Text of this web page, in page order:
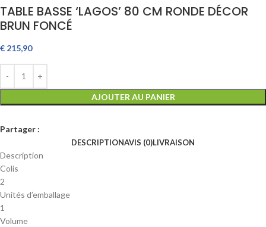
TABLE BASSE ‘LAGOS’ 80 CM RONDE DÉCOR
BRUN FONCÉ
€ 215,90
AJOUTER AU PANIER
Partager :
DESCRIPTIONAVIS (0)LIVRAISON
Description
Colis
2
Unités d’emballage
1
Volume